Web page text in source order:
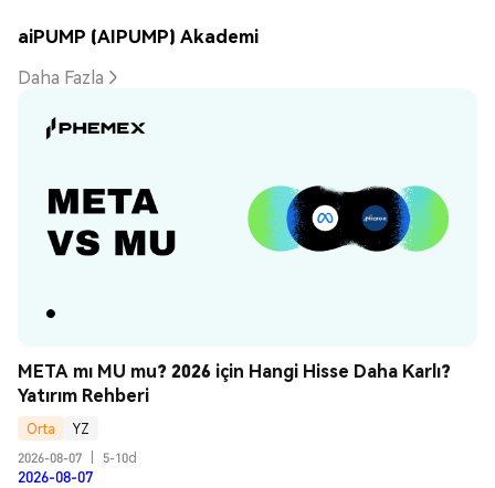
aiPUMP (AIPUMP) Akademi
Daha Fazla
META mı MU mu? 2026 için Hangi Hisse Daha Karlı?
Yatırım Rehberi
Orta
YZ
2026-08-07
5-10d
2026-08-07